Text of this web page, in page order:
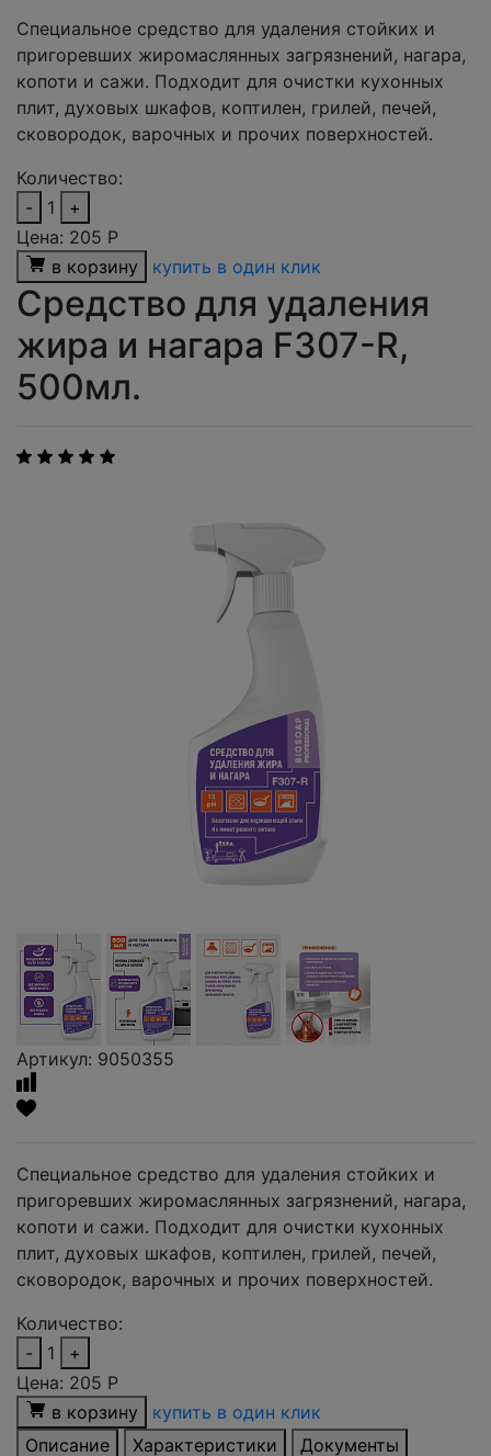
Специальное средство для удаления стойких и
пригоревших жиромаслянных загрязнений, нагара,
копоти и сажи. Подходит для очистки кухонных
плит, духовых шкафов, коптилен, грилей, печей,
сковородок, варочных и прочих поверхностей.
Количество:
-
1
+
Цена: 205 Р
в корзину
купить в один клик
Средство для удаления
жира и нагара F307-R,
500мл.
Артикул: 9050355
Специальное средство для удаления стойких и
пригоревших жиромаслянных загрязнений, нагара,
копоти и сажи. Подходит для очистки кухонных
плит, духовых шкафов, коптилен, грилей, печей,
сковородок, варочных и прочих поверхностей.
Количество:
-
1
+
Цена: 205 Р
в корзину
купить в один клик
Описание
Характеристики
Документы